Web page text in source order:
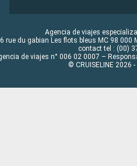
Agencia de viajes
rue du gabian Les flots bleus MC 98 000
contact tel : (00)
de viajes n° 006 02 0007 –
© CRUISELINE 2026